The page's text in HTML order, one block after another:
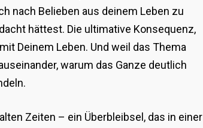
nach Belieben aus deinem Leben zu
hättest. Die ultimative Konsequenz,
Deinem Leben. Und weil das Thema
warum das Ganze deutlich
Zeiten – ein Überbleibsel, das in einer